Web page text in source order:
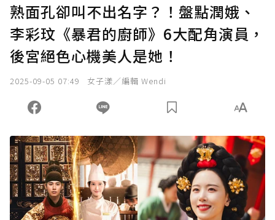
熟面孔卻叫不出名字？！盤點潤娥、
李彩玟《暴君的廚師》6大配角演員，
後宮絕色心機美人是她！
2025-09-05 07:49 女子漾／編輯 Wendi